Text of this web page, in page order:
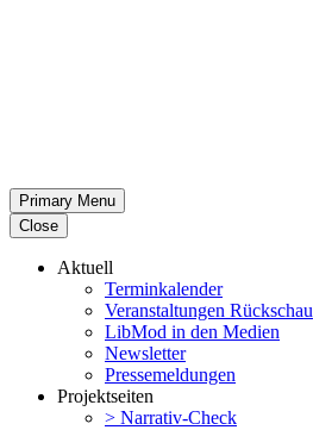
Primary Menu
Close
Aktuell
Termin­ka­lender
Veran­stal­tungen Rückschau
LibMod in den Medien
Newsletter
Presse­mel­dungen
Projekt­seiten
> Narrativ-Check